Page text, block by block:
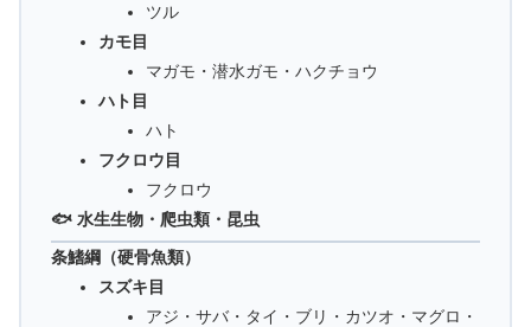
ツル
カモ目
マガモ・潜水ガモ・ハクチョウ
ハト目
ハト
フクロウ目
フクロウ
🐟 水生生物・爬虫類・昆虫
条鰭綱（硬骨魚類）
スズキ目
アジ・サバ・タイ・ブリ・カツオ・マグロ・